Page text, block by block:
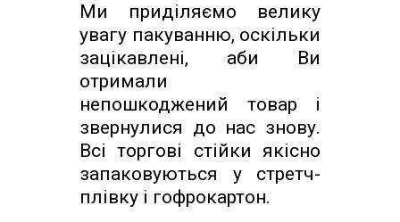
Ми приділяємо велику
увагу пакуванню, оскільки
зацікавлені, аби Ви
отримали
непошкоджений товар і
звернулися до нас знову.
Всі торгові стійки якісно
запаковуються у стретч-
плівку і гофрокартон.